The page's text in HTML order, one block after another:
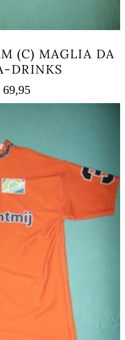
(C) MAGLIA DA
DRINKS
69,95Fascia
di
€ 59,95
€ 69,95